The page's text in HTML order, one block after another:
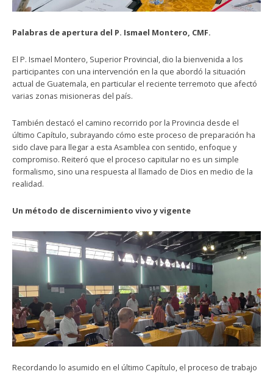
Palabras de apertura del P. Ismael Montero, CMF.
El P. Ismael Montero, Superior Provincial, dio la bienvenida a los
participantes con una intervención en la que abordó la situación
actual de Guatemala, en particular el reciente terremoto que afectó
varias zonas misioneras del país.
También destacó el camino recorrido por la Provincia desde el
último Capítulo, subrayando cómo este proceso de preparación ha
sido clave para llegar a esta Asamblea con sentido, enfoque y
compromiso. Reiteró que el proceso capitular no es un simple
formalismo, sino una respuesta al llamado de Dios en medio de la
realidad.
Un método de discernimiento vivo y vigente
Recordando lo asumido en el último Capítulo, el proceso de trabajo